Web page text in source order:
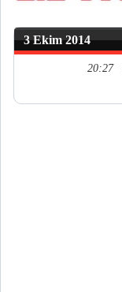
3 Ekim 2014
20:27